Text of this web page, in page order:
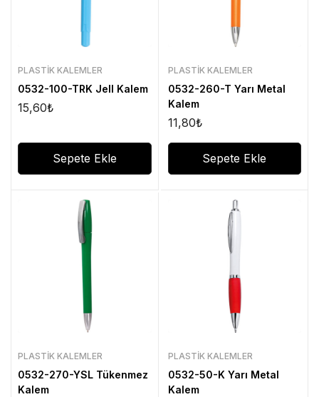
PLASTIK KALEMLER
0532-100-TRK Jell Kalem
15,60₺
Sepete Ekle
PLASTIK KALEMLER
0532-260-T Yarı Metal
Kalem
11,80₺
Sepete Ekle
PLASTIK KALEMLER
0532-270-YSL Tükenmez
Kalem
PLASTIK KALEMLER
0532-50-K Yarı Metal
Kalem